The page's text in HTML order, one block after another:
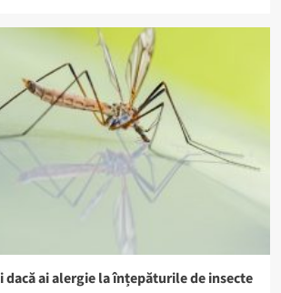
dacă ai alergie la înțepăturile de insecte